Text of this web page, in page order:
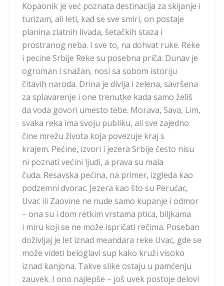
Kopaonik je već poznata destinacija za skijanje i
turizam, ali leti, kad se sve smiri, on postaje
planina zlatnih livada, šetačkih staza i
prostranog neba. I sve to, na dohvat ruke. Reke
i pecine Srbije Reke su posebna priča. Dunav je
ogroman i snažan, nosi sa sobom istoriju
čitavih naroda. Drina je divlja i zelena, savršena
za splavarenje i one trenutke kada samo želiš
da voda govori umesto tebe. Morava, Sava, Lim,
svaka reka ima svoju publiku, ali sve zajedno
čine mrežu života koja povezuje kraj s
krajem. Pećine, izvori i jezera Srbije često nisu
ni poznati većini ljudi, a prava su mala
čuda. Resavska pećina, na primer, izgleda kao
podzemni dvorac. Jezera kao što su Perućac,
Uvac ili Zaovine ne nude samo kupanje i odmor
– ona su i dom retkim vrstama ptica, biljkama
i miru koji se ne može ispričati rečima. Poseban
doživljaj je let iznad meandara reke Uvac, gde se
može videti beloglavi sup kako kruži visoko
iznad kanjona. Takve slike ostaju u pamćenju
zauvek. I ono najlepše – još uvek postoje delovi